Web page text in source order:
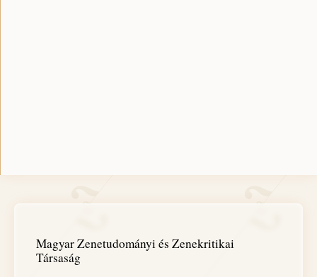
Magyar Zenetudományi és Zenekritikai
Társaság